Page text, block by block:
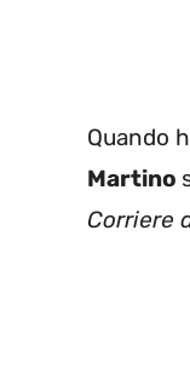
Quando
Martino
Corriere